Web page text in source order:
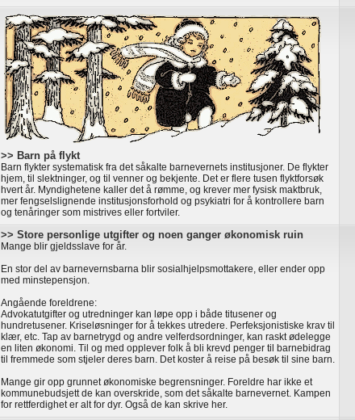
>> Barn på flykt
Barn flykter systematisk fra det såkalte barnevernets institusjoner. De flykter
hjem, til slektninger, og til venner og bekjente. Det er flere tusen flyktforsøk
hvert år. Myndighetene kaller det å rømme, og krever mer fysisk maktbruk,
mer fengselslignende institusjonsforhold og psykiatri for å kontrollere barn
og tenåringer som mistrives eller fortviler.
>> Store personlige utgifter og noen ganger økonomisk ruin
Mange blir gjeldsslave for år.
En stor del av barnevernsbarna blir sosialhjelpsmottakere, eller ender opp
med minstepensjon.
Angående foreldrene:
Advokatutgifter og utredninger kan løpe opp i både titusener og
hundretusener. Kriseløsninger for å tekkes utredere. Perfeksjonistiske krav til
klær, etc. Tap av barnetrygd og andre velferdsordninger, kan raskt ødelegge
en liten økonomi. Til og med opplever folk å bli krevd penger til barnebidrag
til fremmede som stjeler deres barn. Det koster å reise på besøk til sine barn.
Mange gir opp grunnet økonomiske begrensninger. Foreldre har ikke et
kommunebudsjett de kan overskride, som det såkalte barnevernet. Kampen
for rettferdighet er alt for dyr. Også de kan skrive her.